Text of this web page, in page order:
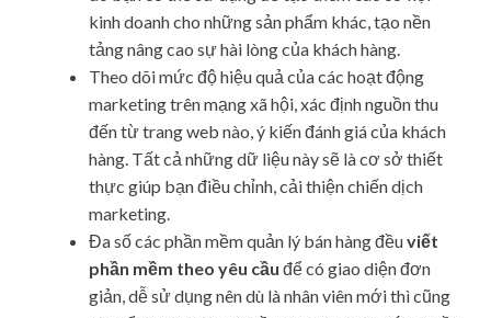
kinh doanh cho những sản phẩm khác, tạo nền
tảng nâng cao sự hài lòng của khách hàng.
Theo dõi mức độ hiệu quả của các hoạt động
marketing trên mạng xã hội, xác định nguồn thu
đến từ trang web nào, ý kiến đánh giá của khách
hàng. Tất cả những dữ liệu này sẽ là cơ sở thiết
thực giúp bạn điều chỉnh, cải thiện chiến dịch
marketing.
Đa số các phần mềm quản lý bán hàng đềuviết
phần mềm theo yêu cầu để có giao diện đơn
giản, dễ sử dụng nên dù là nhân viên mới thì cũng